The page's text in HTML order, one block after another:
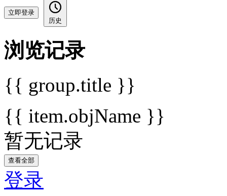
立即登录
历史
浏览记录
{{ group.title }}
{{ item.objName }}
暂无记录
查看全部
登录